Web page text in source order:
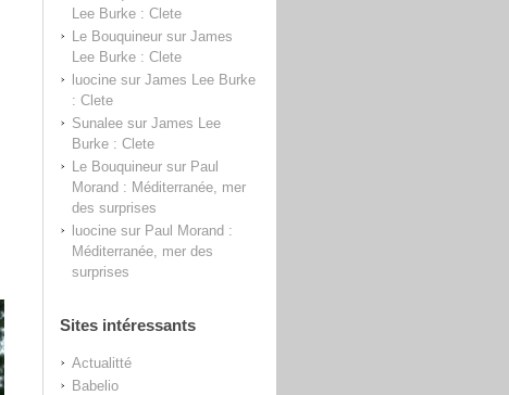
Lee Burke : Clete
Le Bouquineursur James
Lee Burke : Clete
luocinesur James Lee Burke
: Clete
Sunaleesur James Lee
Burke : Clete
Le Bouquineursur Paul
Morand : Méditerranée, mer
des surprises
luocinesur Paul Morand :
Méditerranée, mer des
surprises
Sites intéressants
Actualitté
Babelio